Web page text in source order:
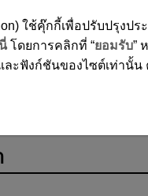
การถ่ายภาพและกา
ใช้คุ๊กกี้เพื่อปรับปรุง
โดยการคลิกที่ “ยอมรับ”
ละฟังก์ชันของไซต์เท่านั้